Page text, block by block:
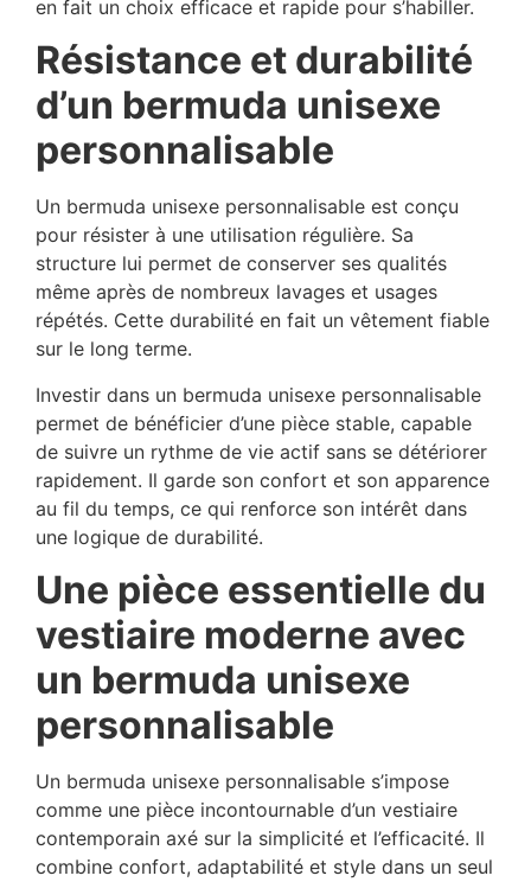
en fait un choix efficace et rapide pour s’habiller.
Résistance et durabilité
d’un bermuda unisexe
personnalisable
Un bermuda unisexe personnalisable est conçu
pour résister à une utilisation régulière. Sa
structure lui permet de conserver ses qualités
même après de nombreux lavages et usages
répétés. Cette durabilité en fait un vêtement fiable
sur le long terme.
Investir dans un bermuda unisexe personnalisable
permet de bénéficier d’une pièce stable, capable
de suivre un rythme de vie actif sans se détériorer
rapidement. Il garde son confort et son apparence
au fil du temps, ce qui renforce son intérêt dans
une logique de durabilité.
Une pièce essentielle du
vestiaire moderne avec
un bermuda unisexe
personnalisable
Un bermuda unisexe personnalisable s’impose
comme une pièce incontournable d’un vestiaire
contemporain axé sur la simplicité et l’efficacité. Il
combine confort, adaptabilité et style dans un seul